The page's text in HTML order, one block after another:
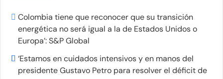
Colombia tiene que reconocer que su transición
energética no será igual a la de Estados Unidos o
Europa’: S&P Global
‘Estamos en cuidados intensivos y en manos del
presidente Gustavo Petro para resolver el déficit de